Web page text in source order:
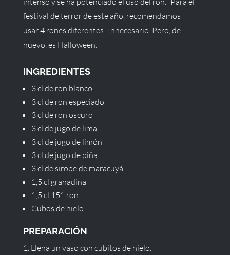
festival de terror de este año, recomendamos
usar 4 rones diferentes! Innecesario. Pero, de
nuevo, es Halloween.
INGREDIENTES
3 cl de ron blanco
3 cl de ron especiado
3 cl de ron oscuro
3 cl de jugo de lima
3 cl de jugo de limón
3 cl de jugo de piña
3 cl de sirope de maracuyá
1,5 cl granadina
1,5 cl 151 ron
Cubos de hielo
PREPARACIÓN
Llena un vaso con cubitos de hielo.